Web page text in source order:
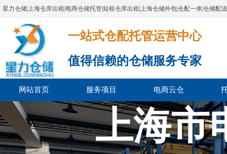
星力仓储|上海仓库出租|电商仓储托管|短租仓库出租|上海仓储外包|仓配一体|仓储配
一站式仓配托管运营中心​​​​​​​​​​​​​​​​​
值得信赖的仓储服务专家
网站首页 服务项目 电商云仓
上海市